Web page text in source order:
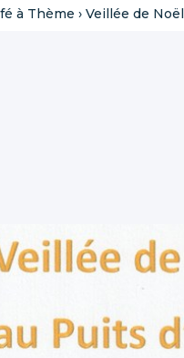
à Thème › Veillée de Noël